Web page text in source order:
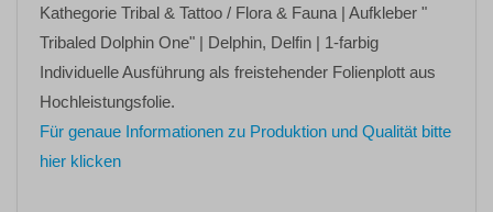
Kathegorie Tribal & Tattoo / Flora & Fauna | Aufkleber "
Tribaled Dolphin One" | Delphin, Delfin | 1-farbig
Individuelle Ausführung als freistehender Folienplott aus
Hochleistungsfolie.
Für genaue Informationen zu Produktion und Qualität bitte
hier klicken